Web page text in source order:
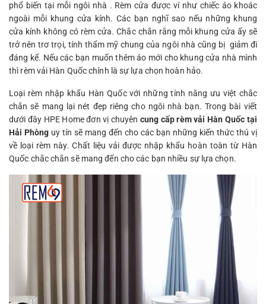
phổ biến tại mỗi ngôi nhà . Rèm cửa được ví như chiếc áo khoác
ngoài mỗi khung cửa kính. Các bạn nghĩ sao nếu những khung
cửa kính không có rèm cửa. Chắc chắn rằng mỗi khung cửa ấy sẽ
trở nên trơ trọi, tính thẩm mỹ chung của ngôi nhà cũng bị giảm đi
đáng kể. Nếu các bạn muốn thêm áo mới cho khung cửa nhà mình
thì rèm vải Hàn Quốc chính là sự lựa chọn hoàn hảo.
Loại rèm nhập khẩu Hàn Quốc với những tính năng ưu việt chắc
chắn sẽ mang lại nét đẹp riêng cho ngôi nhà bạn. Trong bài viết
dưới đây HPE Home đơn vị chuyên cung cấp rèm vải Hàn Quốc tại
Hải Phòng uy tín sẽ mang đến cho các bạn những kiến thức thú vị
về loại rèm này. Chất liệu vải được nhập khẩu hoàn toàn từ Hàn
Quốc chắc chắn sẽ mang đến cho các bạn nhiều sự lựa chọn.